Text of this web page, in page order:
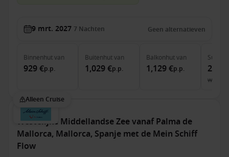
9 mrt. 2027 7 Nachten Geen alternatieven
Binnenhutvan
929 €p.p.
Buitenhutvan
1,029 €p.p.
Balkonhutvan
1,129 €p.p.
Suite
was
Alleen Cruise
Westelijke Middellandse Zee vanaf Palma de
Mallorca, Mallorca, Spanje met de Mein Schiff
Flow